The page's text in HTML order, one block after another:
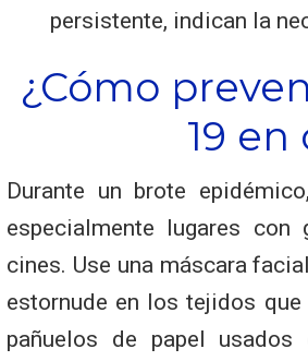
persistente, indican la
¿Cómo
19 en
Durante un brote
especialmente lugares
cines. Use una máscara
estornude en los tejidos
pañuelos de papel